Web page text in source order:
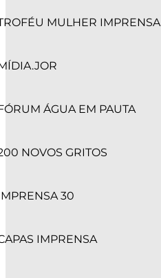
MULHER IMPRENSA
ÁGUA EM PAUTA
NOVOS GRITOS
30
IMPRENSA